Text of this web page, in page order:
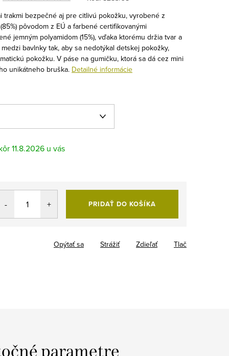
trakmi bezpečné aj pre citlivú pokožku, vyrobené z
pôvodom z EÚ a farbené certifikovanými
jemným polyamidom (15%), vďaka ktorému držia tvar a
bavlnky tak, aby sa nedotýkal detskej pokožky,
pokožku. V páse na gumičku, ktorá sa dá cez mini
unikátneho bruška. Detailné informácie
11.8.2026
PRIDAŤ DO KOŠÍKA
Tlač
Opýtať sa Strážiť Zdieľať
parametre